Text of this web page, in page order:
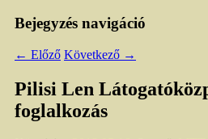
Bejegyzés navigáció
← Előző Következő →
Pilisi Len
foglalkozás